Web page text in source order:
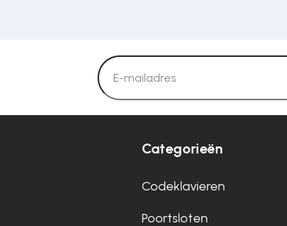
Categorieën
Codeklavieren
Poortsloten